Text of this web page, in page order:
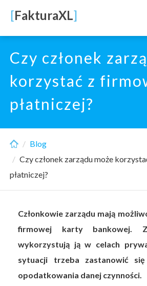
main
content
[FakturaXL]
Czy członek
korzystać z
płatniczej?
Blog
Czy członek zarządu może
płatniczej?
Członkowie zarządu mają
firmowej karty bankowej.
wykorzystują ją w celach
sytuacji trzeba zastanowić
opodatkowania danej czynności.